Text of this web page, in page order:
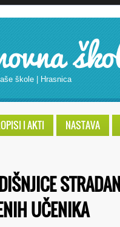
škole | Hrasnica
I AKTI NASTAVA
UČENIKA